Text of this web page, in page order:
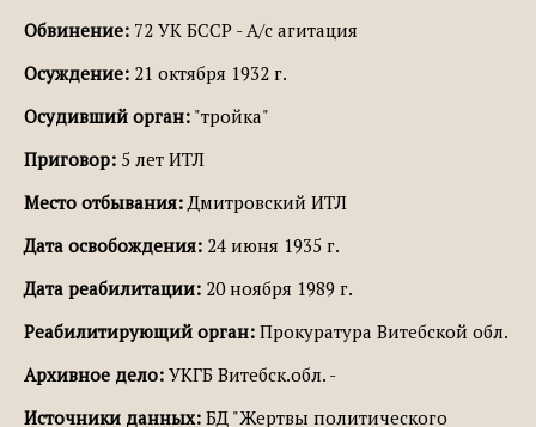
Обвинение: 72 УК БССР - А/с агитация
Осуждение: 21 октября 1932 г.
Осудивший орган: "тройка"
Приговор: 5 лет ИТЛ
Место отбывания:Дмитровский ИТЛ
Дата освобождения: 24 июня 1935 г.
Дата реабилитации: 20 ноября 1989 г.
Реабилитирующий орган: Прокуратура Витебской обл.
Архивное дело: УКГБ Витебск.обл. -
Источники данных: БД "Жертвы политического